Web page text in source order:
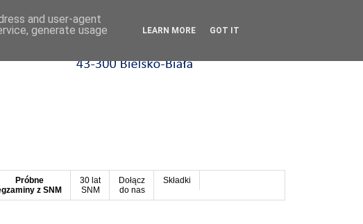
Próbne
z SNM
30 lat
SNM
Dołącz
do nas
Składki
and user-agent
generate usage
LEARN MORE GOT IT